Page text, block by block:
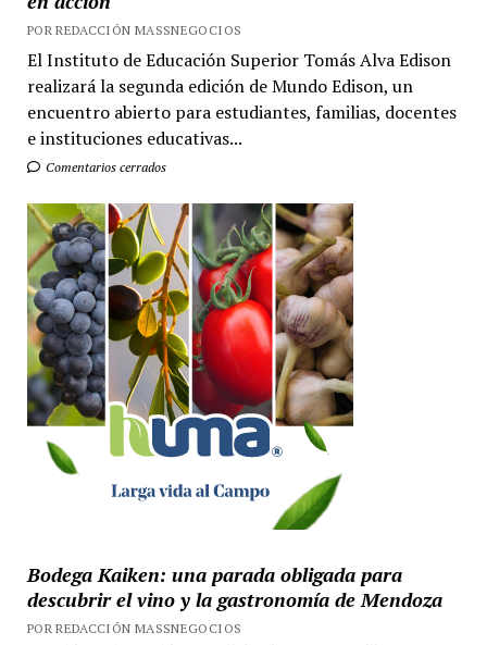
POR REDACCIÓN MASSNEGOCIOS
El Instituto de Educación Superior Tomás Alva Edison
realizará la segunda edición de Mundo Edison, un
encuentro abierto para estudiantes, familias, docentes
e instituciones educativas...
Comentarios cerrados
Bodega Kaiken: una parada obligada para
descubrir el vino y la gastronomía de Mendoza
POR REDACCIÓN MASSNEGOCIOS